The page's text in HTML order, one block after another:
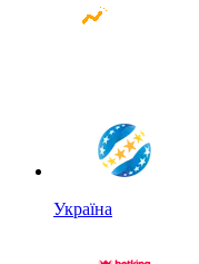
Україна